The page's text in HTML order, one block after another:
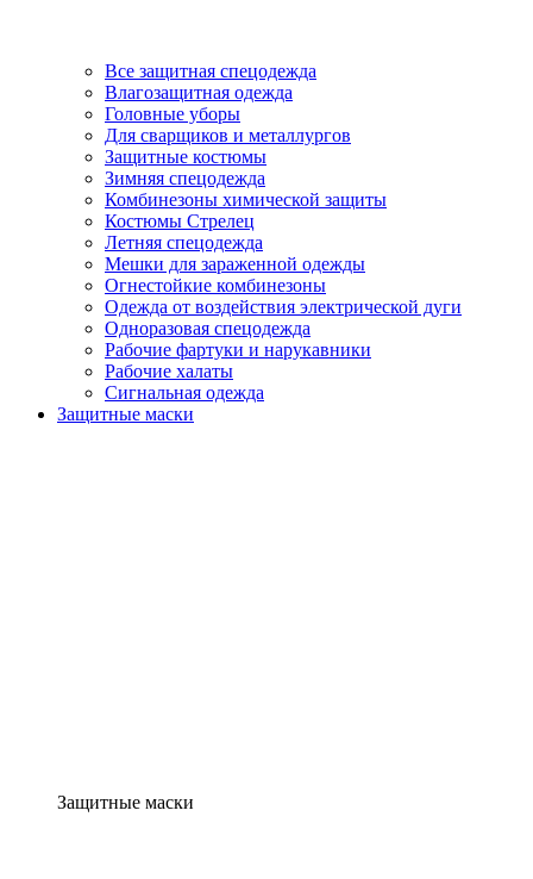
Все защитная спецодежда
Влагозащитная одежда
Головные уборы
Для сварщиков и металлургов
Защитные костюмы
Зимняя спецодежда
Комбинезоны химической защиты
Костюмы Стрелец
Летняя спецодежда
Мешки для зараженной одежды
Огнестойкие комбинезоны
Одежда от воздействия электрической дуги
Одноразовая спецодежда
Рабочие фартуки и нарукавники
Рабочие халаты
Сигнальная одежда
Защитные маски
Защитные маски